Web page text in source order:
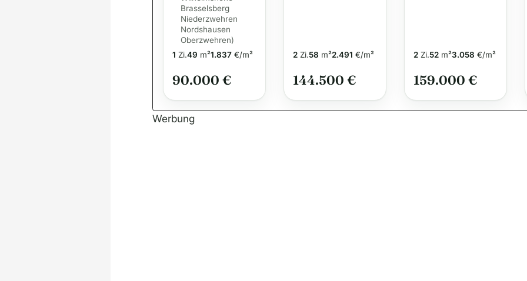
integrierter
Küche
Brasselsberg
Niederzwehren
Nordshausen
Oberzwehren)
1 Zi.49 m²1.837 €/m²
90.000 €
Hasenhecke
2 Zi.58 m²2.491 €/m²
144.500 €
2 Zi.52 m²3.058 €/m²
159.000 €
Werbung